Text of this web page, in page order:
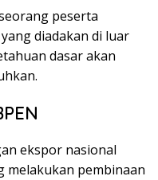
peserta
diadakan di luar
dasar akan
ekspor nasional
melakukan pembinaan